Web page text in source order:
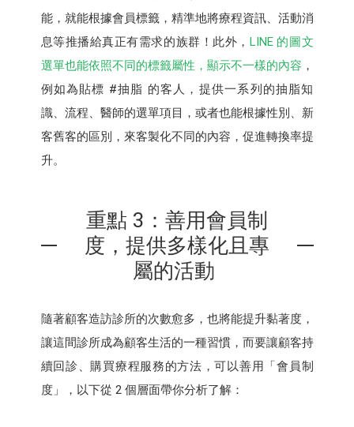
能，就能根據會員標籤，精準地將療程資訊、活動消
息等推播給真正有需求的族群！此外， LINE 的圖文
選單也能依照不同的標籤屬性，顯示不一樣的內容 ，
例如為貼標 #抽脂 的客人，提供一系列的抽脂知
識、流程、醫師的選單項目，或者也能根據性別、新
客舊客的區別，來客製化不同的內容，促進轉換率提
升。
重點 3：善用會員制
度，提供多樣化且專
屬的活動
隨著顧客造訪診所的次數愈多，也將能提升黏著度，
讓這間診所成為顧客生活的一種習慣，而要讓顧客持
續回診、購買療程服務的方法，可以善用「會員制
度」，以下從 2 個層面帶你分析了解：